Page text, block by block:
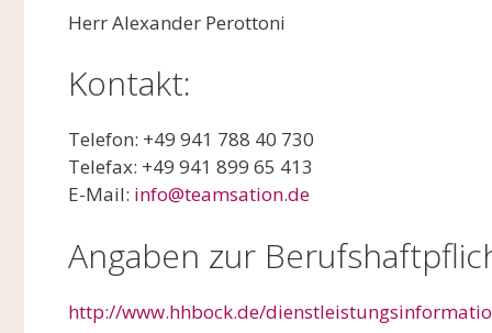
Herr Alexander Perottoni
Kontakt:
Telefon: +49 941 788 40 730
Telefax: +49 941 899 65 413
E-Mail: info@teamsation.de
Angaben zur
http://www.hhbock.de/